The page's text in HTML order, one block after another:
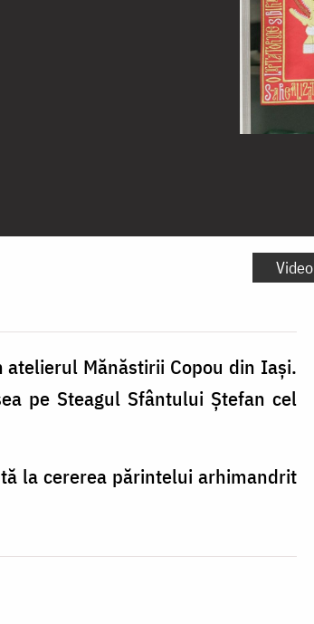
Video
Mănăstirii Copou din Iași.
pe Steagul Sfântului Ștefan cel
la cererea părintelui arhimandrit